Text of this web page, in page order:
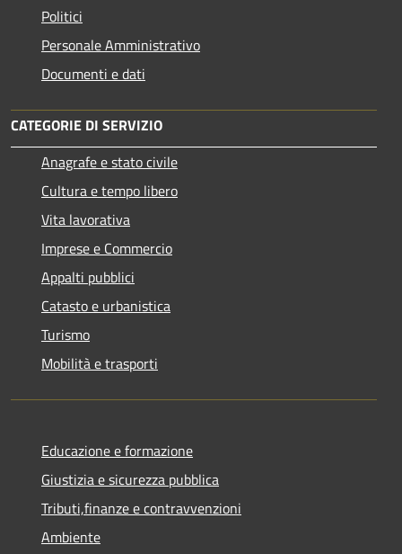
Politici
Personale Amministrativo
Documenti e dati
CATEGORIE DI SERVIZIO
Anagrafe e stato civile
Cultura e tempo libero
Vita lavorativa
Imprese e Commercio
Appalti pubblici
Catasto e urbanistica
Turismo
Mobilità e trasporti
Educazione e formazione
Giustizia e sicurezza pubblica
Tributi,finanze e contravvenzioni
Ambiente